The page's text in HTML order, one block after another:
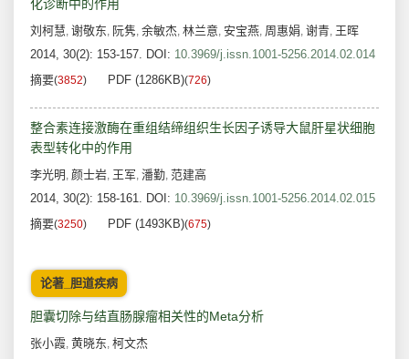
化诊断中的作用
刘柯慧, 谢敬东, 阮隽, 余敏杰, 林兰意, 安宝燕, 周惠娟, 谢青, 王晖
2014, 30(2): 153-157. DOI: 10.3969/j.issn.1001-5256.2014.02.014
摘要(3852) PDF (1286KB)(726)
整合素连接激酶在重组结缔组织生长因子诱导大鼠肝星状细胞
表型转化中的作用
李光明 , 颜士岩, 王军, 潘勤, 范建高
2014, 30(2): 158-161. DOI: 10.3969/j.issn.1001-5256.2014.02.015
摘要(3250) PDF (1493KB)(675)
论著_胆道疾病
胆囊切除与结直肠腺瘤相关性的Meta分析
张小霞, 黄晓东, 柯文杰